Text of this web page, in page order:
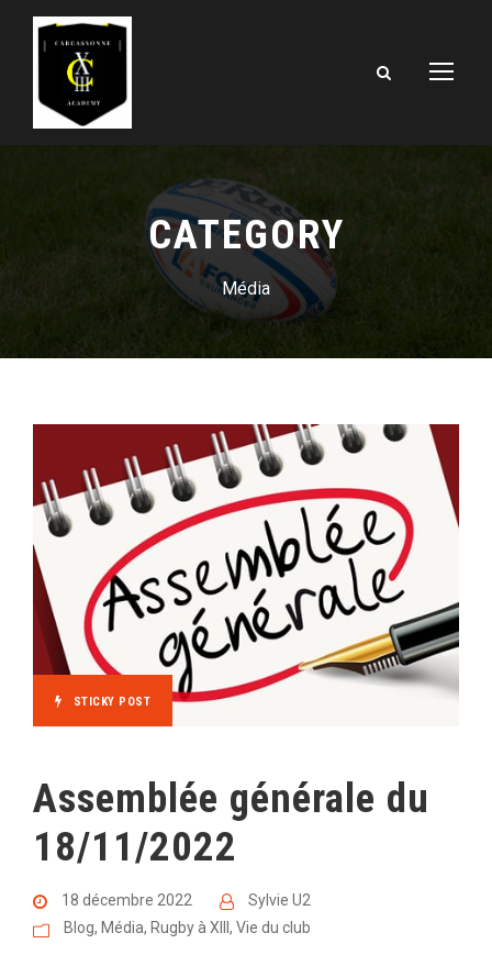
CATEGORY
Média
STICKY POST
Assemblée générale du
18/11/2022
18 décembre 2022
Sylvie U2
Blog, Média, Rugby à XIII , Vie du club